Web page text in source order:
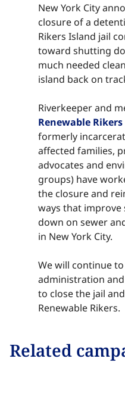
New York City
closure of a
Rikers Island jail
toward shutting
much needed
island back on
Riverkeeper and
Renewable Rikers Coalition​​​​‌
formerly
affected families,
advocates and
groups) have
the closure and
ways that
down on sewer
in New York City.
We will continue
administration and
to close the jail
Renewable Rikers.​​​​‌ ‍ ​‍​‍‌‍ ‌ ​‍‌‍‍‌‌‍‌ ‌‍‍‌‌‍ ‍​‍​‍​ ‍‍​‍​‍‌ ​ ‌‍​‌‌‍ ‍‌‍‍‌‌ ‌​‌ ‍‌​‍ ‍‌‍‍‌‌‍ ​‍​‍​‍ ​​‍​‍‌‍‍​‌ ​‍‌‍‌‌‌‍‌‍​‍​‍​ ‍‍​‍​‍‌‍‍​‌ ‌​‌ ‌​‌ ​​‌ ​ ​ ‍‍​‍ ​‍ ‌‍​ ‌‍ ‌‌ ​ ​‍ ‍‌‍ ‌‌‍​‌‌‍‍‌‌‍ ‍​‍ ‍​ ​‍​ ​​​ ​‍​ ‌​‌ ​‍‌‍‌‌‌‍‌​‌‍‌‌‌ ​ ‌‍‍‌‌‍‌ ‌‍ ‍​‍ ‍‌ ​‍‌‍‍‌‌ ‌‍‌‍‌‌‌ ​‍‌‍‍ ‌‍‌‌‌‍‌‌‌ ​​‌‍‌‌‌ ​‍​‍ ‍‌‍ ‌ ​‍‌‍‌ ​‍ ‌‍‍‌‌‍ ‍‌ ‌​‌‍‌‌‌‍ ‍‌ ‌​​‍ ‌‍‌‌‌‍‌​‌‍‍‌‌ ‌​​‍ ‌‍ ‌‌‍ ‌‍‌​‌‍‌‌​ ‌‌ ​​‌ ​‍‌‍‌‌‌ ​ ‌‍‌‌‌‍ ‍‌ ‌​‌‍​‌‌ ‌​‌‍‍‌‌‍ ‌‍ ‍​ ‍ ‌‍‍‌‌‍‌​​ ‌‌‍​ ​ ​‍​ ‌​​ ‌‌​ ‌‌​ ​‍‌‍​‍​ ​​​‍ ‌​ ‌​​ ‌​​ ‍​‌‍‌‍​‍ ‌​ ‌​​ ‌ ​ ​‍‌‍​‍​‍ ‌‌‍​‌‌‍​‍​ ​‌​ ‍‌​‍ ‌‌‍‌​​ ‌‍‌‍​ ‌‍​‌‌‍​‍‌‍​‍‌‍‌‍‌‍​‌‌‍​‌‌‍‌‍‌‍​ ​ ​ ​ ‍ ‌ ‌​‌ ‍‌‌ ​​‌‍‌‌​ ‌‌‍​‌‌ ​‍‌ ‌​‌‍‍‌‌‍​ ‌‍ ​‌‍‌‌​ ‍ ‌ ​​‌‍​‌‌ ‌​‌‍‍​​ ‌‌‍​ ‌‍ ‌‍ ‍‌ ‌​‌‍‌‌‌‍ ‍‌ ‌​​‍‌‌​ ‌‌‌​​‍‌‌ ‌‍‍ ‌‍‌‌‌ ‍‌​‍‌‌​ ​ ‌​‌​​‍‌‌​ ​ ‌​‌​​‍‌‌​ ​‍​ ​‍​ ​‌​ ‌​​ ‌‍‌‍‌‍‌‍‌‍‌‍‌‍​ ‌‌​ ​ ‌‍‌​​ ‌‌​ ‌ ‌‍​ ​‍‌‌​ ​‍​ ​‍​‍‌‌​ ‌‌‌​‌​​‍ ‍‌‍​ ‌‍‍​‌‍‍‌‌‍ ​‌‍‌​‌ ​‍‌‍‌‌‌‍ ‍​‍‌‌​ ‌‌‌​​‍‌‌ ‌‍‍ ‌‍‌‌‌ ‍‌​‍‌‌​ ​ ‌​‌​​‍‌‌​ ​ ‌​‌​​‍‌‌​ ​‍​ ​‍​ ‍​​ ‌ ‌‍‌‌​ ​​‌‍​‍​ ​‌​ ‌​​ ‌ ‌‍​ ​ ‌‍​ ​‍​ ‍‌​‍‌‌​ ​‍​ ​‍​‍‌‌​ ‌‌‌​‌​​‍ ‍‌ ‌​‌‍‌‌‌ ‍​‌ ‌​​ ‌‍​‍‌‍​‌‌ ​ ‌‍‌‌‌‌‌‌‌ ​‍‌‍ ​​ ‌‌‍‍​‌ ‌​‌ ‌​‌ ​​‌ ​ ​‍‌‌​ ​ ‌​​‌​‍‌‌​ ​‍‌​‌‍​‍‌‌​ ​‍‌​‌‍‌‍​ ‌‍ ‌‌ ​ ​‍ ‍‌‍ ‌‌‍​‌‌‍‍‌‌‍ ‍​‍ ‍​ ​‍​ ​​​ ​‍​ ‌​‌ ​‍‌‍‌‌‌‍‌​‌‍‌‌‌ ​ ‌‍‍‌‌‍‌ ‌‍ ‍​‍ ‍‌ ​‍‌‍‍‌‌ ‌‍‌‍‌‌‌ ​‍‌‍‍ ‌‍‌‌‌‍‌‌‌ ​​‌‍‌‌‌ ​‍​‍ ‍‌‍ ‌ ​‍‌‍‌ ​‍‌‍‌‍‍‌‌‍‌​​ ‌‌‍​ ​ ​‍​ ‌​​ ‌‌​ ‌‌​ ​‍‌‍​‍​ ​​​‍ ‌​ ‌​​ ‌​​ ‍​‌‍‌‍​‍ ‌​ ‌​​ ‌ ​ ​‍‌‍​‍​‍ ‌‌‍​‌‌‍​‍​ ​‌​ ‍‌​‍ ‌‌‍‌​​ ‌‍‌‍​ ‌‍​‌‌‍​‍‌‍​‍‌‍‌‍‌‍​‌‌‍​‌‌‍‌‍‌‍​ ​ ​ ​‍‌‍‌ ‌​‌ ‍‌‌ ​​‌‍‌‌​ ‌‌‍​‌‌ ​‍‌ ‌​‌‍‍‌‌‍​ ‌‍ ​‌‍‌‌​‍‌‍‌ ​​‌‍​‌‌ ‌​‌‍‍​​ ‌‌‍​ ‌‍ ‌‍ ‍‌ ‌​‌‍‌‌‌‍ ‍‌ ‌​​‍‌‌​ ‌‌‌​​‍‌‌ ‌‍‍ ‌‍‌‌‌ ‍‌​‍‌‌​ ​ ‌​‌​​‍‌‌​ ​ ‌​‌​​‍‌‌​ ​‍​ ​‍​ ​‌​ ‌​​ ‌‍‌‍‌‍‌‍‌‍‌‍‌‍​ ‌‌​ ​ ‌‍‌​​ ‌‌​ ‌ ‌‍​ ​‍‌‌​ ​‍​ ​‍​‍‌‌​ ‌‌‌​‌​​‍ ‍‌‍​ ‌‍‍​‌‍‍‌‌‍ ​‌‍‌​‌ ​‍‌‍‌‌‌‍ ‍​‍‌‌​ ‌‌‌​​‍‌‌ ‌‍‍ ‌‍‌‌‌ ‍‌​‍‌‌​ ​ ‌​‌​​‍‌‌​ ​ ‌​‌​​‍‌‌​ ​‍​ ​‍​ ‍​​ ‌ ‌‍‌‌​ ​​‌‍​‍​ ​‌​ ‌​​ ‌ ‌‍​ ​ ‌‍​ ​‍​ ‍‌​‍‌‌​ ​‍​ ​‍​‍‌‌​ ‌‌‌​‌​​‍ ‍‌ ‌​‌‍‌‌‌ ‍​‌ ‌​​‍‌‍‌ ​​‌‍‌‌‌ ​‍‌ ​ ‌ ​​‌‍‌‌‌‍​ ‌ ‌​‌‍‍‌‌ ‌‍‌‍‌‌​ ‌‌ ​​‌ ‌‌‌‍​‍‌‍ ​‌‍‍‌‌ ​ ‌‍‍​‌‍‌‌‌‍‌​​‍​‍‌ ‌
Related